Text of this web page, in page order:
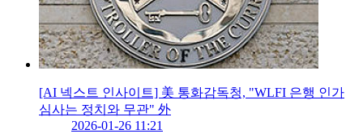
[AI 넥스트 인사이트] 美 통화감독청, "WLFI 은행 인가
심사는 정치와 무관" 外
2026-01-26 11:21